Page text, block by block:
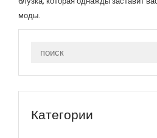
моды.
Категории